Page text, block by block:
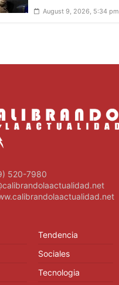
August 9, 2026, 5:34 pm
520-7980
Tendencia
Sociales
Tecnologia